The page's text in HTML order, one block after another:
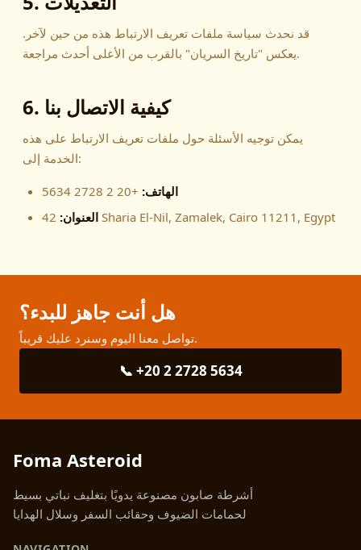
قد نحدث سياسة ملفات تعريف الارتباط هذه من حين لآخر.
يعكس "تاريخ السريان" بالقرب من الأعلى أحدث مراجعة.
6. كيفية الاتصال بنا
يمكن توجيه الأسئلة حول ملفات تعريف الارتباط على هذه
الخدمة إلى:
الهاتف: +20 2 2728 5634
العنوان: 42 Sharia El-Nil, Zamalek, Cairo 11211, Egypt
هل أنت جاهز للبدء؟
تواصل معنا اليوم وسنرد عليك قريباً.
📞 +20 2 2728 5634
Foma Asteroid
أشرطة صابون مصنوعة يدويًا بتغليف نباتي بسيط
لحمامات الضيوف وحقائب السفر وسلال الهدايا